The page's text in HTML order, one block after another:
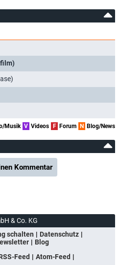
Musik V Videos F Forum N Blog/News
Kommentar
& Co. KG
schalten
Datenschutz
Blog
Feed
Atom-Feed